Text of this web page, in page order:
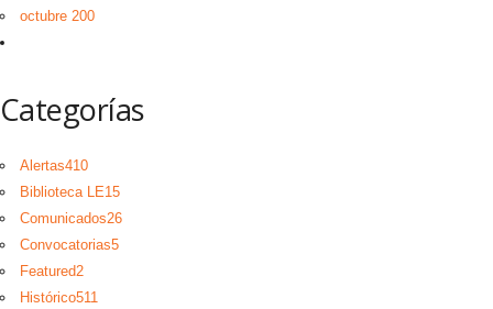
octubre 200
Categorías
Alertas410
Biblioteca LE15
Comunicados26
Convocatorias5
Featured2
Histórico511